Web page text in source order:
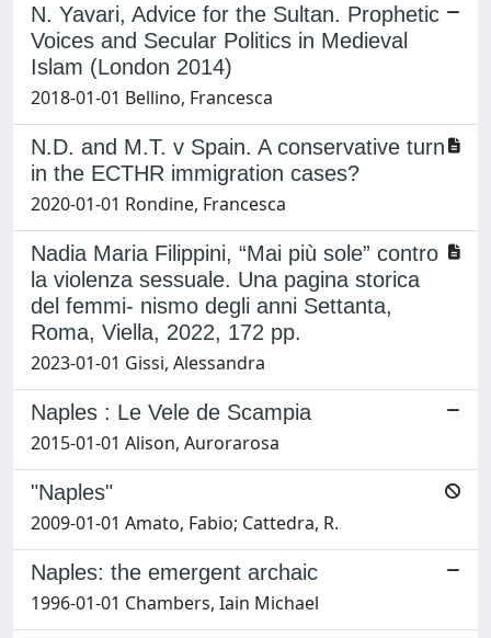
N. Yavari, Advice for the Sultan. Prophetic
Voices and Secular Politics in Medieval
Islam (London 2014)
2018-01-01 Bellino, Francesca
N.D. and M.T. v Spain. A conservative turn
in the ECTHR immigration cases?
2020-01-01 Rondine, Francesca
Nadia Maria Filippini, “Mai più sole” contro
la violenza sessuale. Una pagina storica
del femmi- nismo degli anni Settanta,
Roma, Viella, 2022, 172 pp.
2023-01-01 Gissi, Alessandra
Naples : Le Vele de Scampia
2015-01-01 Alison, Aurorarosa
"Naples"
2009-01-01 Amato, Fabio; Cattedra, R.
Naples: the emergent archaic
1996-01-01 Chambers, Iain Michael